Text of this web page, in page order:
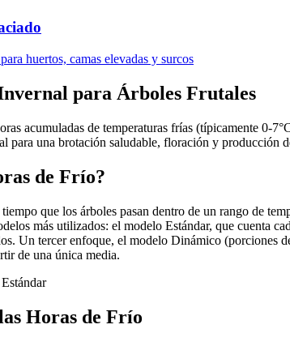
huertos, camas elevadas y surcos
para Árboles Frutales
acumuladas de temperaturas frías (típicamente 0-
para una brotación saludable, floración y producción
de Frío?
que los árboles pasan dentro de un rango de
más utilizados: el modelo Estándar, que cuenta
Un tercer enfoque, el modelo Dinámico (porciones
de una única media.
Horas de Frío